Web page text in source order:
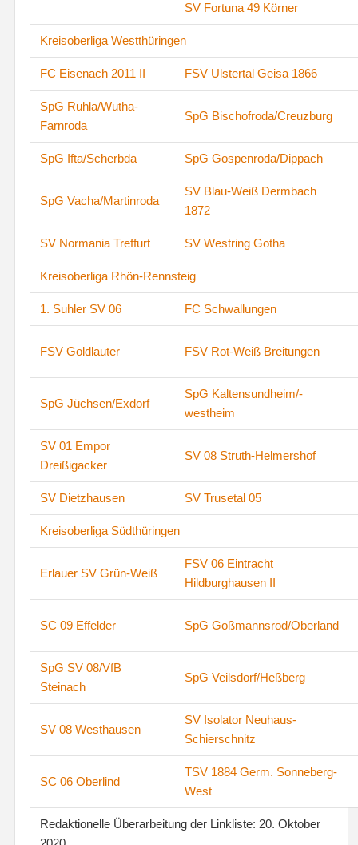
SV Fortuna 49 Körner
Kreisoberliga Westthüringen
FC Eisenach 2011 II FSV Ulstertal Geisa 1866
SpG Ruhla/Wutha-
Farnroda
SpG Bischofroda/Creuzburg
SpG Ifta/Scherbda SpG Gospenroda/Dippach
SpG Vacha/Martinroda
SV Blau-Weiß Dermbach
1872
SV Normania Treffurt SV Westring Gotha
Kreisoberliga Rhön-Rennsteig
1. Suhler SV 06 FC Schwallungen
FSV Goldlauter FSV Rot-Weiß Breitungen
SpG Jüchsen/Exdorf
SpG Kaltensundheim/-
westheim
SV 01 Empor
Dreißigacker
SV 08 Struth-Helmershof
SV Dietzhausen SV Trusetal 05
Kreisoberliga Südthüringen
Erlauer SV Grün-Weiß
FSV 06 Eintracht
Hildburghausen II
SC 09 Effelder SpG Goßmannsrod/Oberland
SpG SV 08/VfB
Steinach
SpG Veilsdorf/Heßberg
SV 08 Westhausen
SV Isolator Neuhaus-
Schierschnitz
SC 06 Oberlind
TSV 1884 Germ. Sonneberg-
West
Redaktionelle Überarbeitung der Linkliste: 20. Oktober